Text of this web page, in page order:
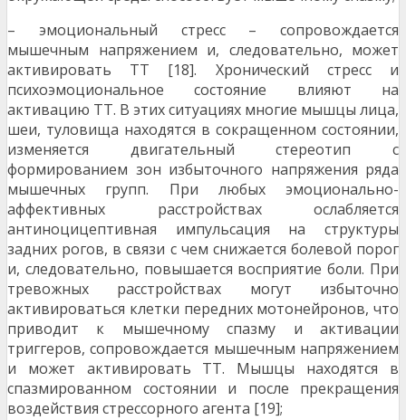
– эмоциональный стресс – сопровождается
мышечным напряжением и, следовательно, может
активировать ТТ [18]. Хронический стресс и
психоэмоциональное состояние влияют на
активацию ТТ. В этих ситуациях многие мышцы лица,
шеи, туловища находятся в сокращенном состоянии,
изменяется двигательный стереотип с
формированием зон избыточного напряжения ряда
мышечных групп. При любых эмоционально-
аффективных расстройствах ослабляется
антиноцицептивная импульсация на структуры
задних рогов, в связи с чем снижается болевой порог
и, следовательно, повышается восприятие боли. При
тревожных расстройствах могут избыточно
активироваться клетки передних мотонейронов, что
приводит к мышечному спазму и активации
триггеров, сопровождается мышечным напряжением
и может активировать ТТ. Мышцы находятся в
спазмированном состоянии и после прекращения
воздействия стрессорного агента [19];